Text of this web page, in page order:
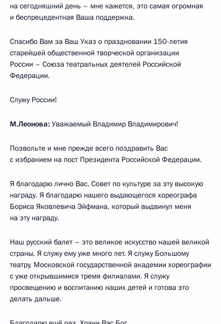
на сегодняшний день – мне кажется, это самая огромная
и беспрецедентная Ваша поддержка.
Спасибо Вам за Ваш Указ о праздновании 150-летия
старейшей общественной творческой организации
России – Союза театральных деятелей Российской
Федерации.
Служу России!
М.Леонова: Уважаемый Владимир Владимирович!
Позвольте и мне прежде всего поздравить Вас
с избранием на пост Президента Российской Федерации.
Я благодарю лично Вас, Совет по культуре за эту высокую
награду. Я благодарю нашего выдающегося хореографа
Бориса Яковлевича Эйфмана, который выдвинул меня
на эту награду.
Наш русский балет – это великое искусство нашей великой
страны. Я служу ему уже много лет. Я служу Большому
театру, Московской государственной академии хореографии
с уже открывшимися тремя филиалами. Я служу
просвещению и воспитанию наших детей и готова это
делать дальше.